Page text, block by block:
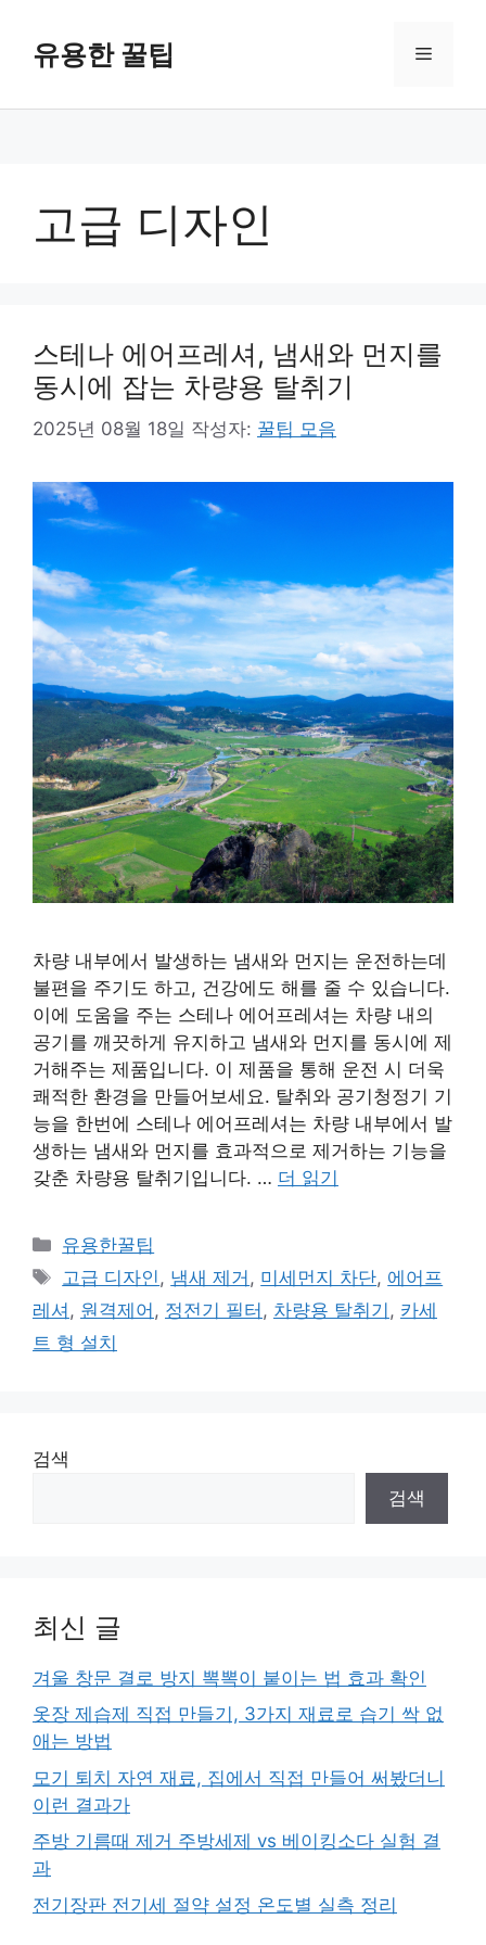
유용한 꿀팁 메
고급 디자인
스테나 에어프레셔, 냄새와 먼지를
동시에 잡는 차량용 탈취기
2025년 08월 18일 작성자: 꿀팁 모음
차량 내부에서 발생하는 냄새와 먼지는 운전하는데
불편을 주기도 하고, 건강에도 해를 줄 수 있습니다.
이에 도움을 주는 스테나 에어프레셔는 차량 내의
공기를 깨끗하게 유지하고 냄새와 먼지를 동시에 제
거해주는 제품입니다. 이 제품을 통해 운전 시 더욱
쾌적한 환경을 만들어보세요. 탈취와 공기청정기 기
능을 한번에 스테나 에어프레셔는 차량 내부에서 발
생하는 냄새와 먼지를 효과적으로 제거하는 기능을
갖춘 차량용 탈취기입니다. … 더 읽기
카
테
리
유용한꿀팁
태
그
고급 디자인 , 냄새 제거 , 미세먼지 차단, 에어프
레셔 , 원격제어 , 정전기 필터 , 차량용 탈취기 , 카세
트 형 설치
검색
검색
최신 글
겨울 창문 결로 방지 뽁뽁이 붙이는 법 효과 확인
옷장 제습제 직접 만들기, 3가지 재료로 습기 싹 없
애는 방법
모기 퇴치 자연 재료, 집에서 직접 만들어 써봤더니
이런 결과가
주방 기름때 제거 주방세제 vs 베이킹소다 실험 결
과
전기장판 전기세 절약 설정 온도별 실측 정리